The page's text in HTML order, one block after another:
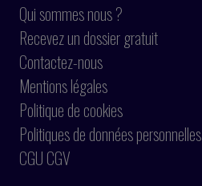
Qui sommes nous ?
Recevez un dossier gratuit
Contactez-nous
Mentions légales
Politique de cookies
Politiques de données personnelles
CGU CGV